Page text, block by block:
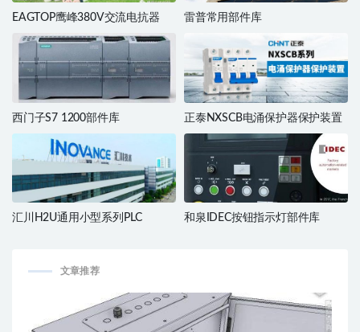
EAGTOP鹰峰380V交流电抗器 雷普常用部件库
西门子S7 1200部件库 正泰NXSCB电涌保护器保护装置
汇川H2U通用小型系列PLC 和泉IDEC按钮指示灯部件库
文章推荐